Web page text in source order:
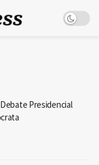
Presidencial